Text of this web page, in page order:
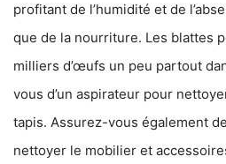
profitant de l’humidité et de
que de la nourriture. Les blattes
milliers d’œufs un peu partout
vous d’un aspirateur pour
tapis. Assurez-vous également
nettoyer le mobilier et